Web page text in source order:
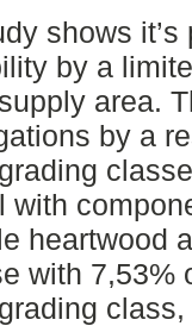
shows
by a
area.
by a
with
heartwood
with 7,53%